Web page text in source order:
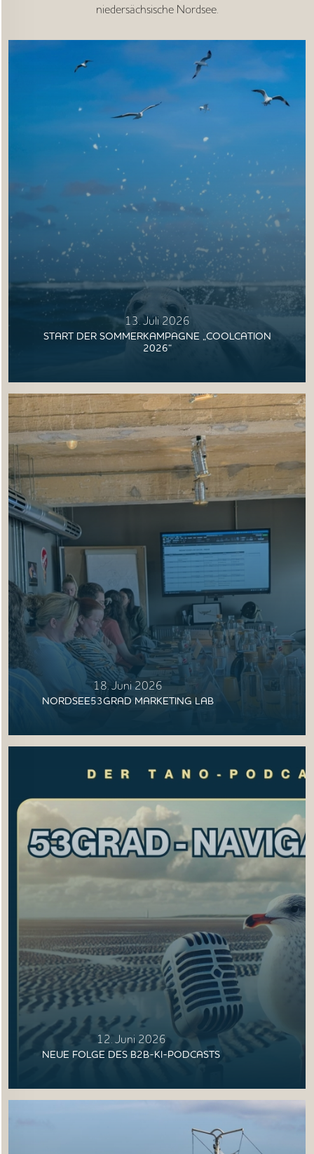
ANGEBOTE
AKTUELLES
JOBS
NORDSEETOURISMUSTAG
niedersächsische Nordsee.
13. Juli 2026
START DER SOMMERKAMPAGNE „COOLCATION
2026“
18. Juni 2026
NORDSEE53GRAD MARKETING LAB
12. Juni 2026
NEUE FOLGE DES B2B-KI-PODCASTS